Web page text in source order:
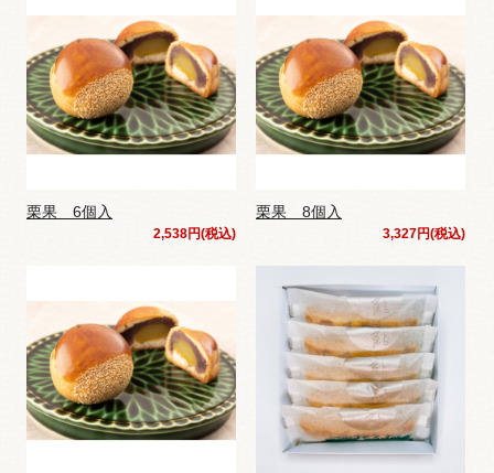
栗果 6個入
2,538円(税込)
栗果 8個入
3,327円(税込)